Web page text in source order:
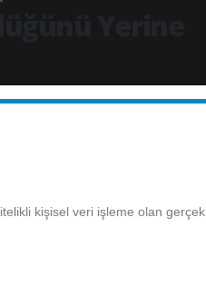
kişisel veri işleme olan